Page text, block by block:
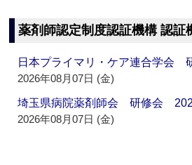
薬剤師認定制度認証機構 認証
日本プライマリ・ケア連合学会
2026年08月07日 (金)
埼玉県病院薬剤師会 研修会
2026年08月07日 (金)